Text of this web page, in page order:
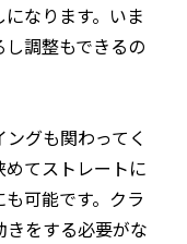
なります。いま
調整もできるの
グも関わってく
てストレートに
可能です。クラ
きをする必要がな